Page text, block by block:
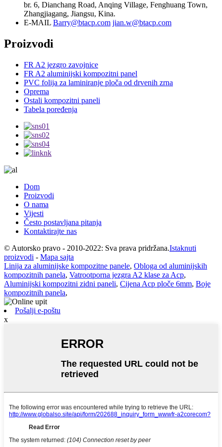
br. 6, Dianchang Road, Anqing Village, Fenghuang Town,
Zhangjiagang, Jiangsu, Kina.
E-MAIL Barry@btacp.com jian.w@btacp.com
Proizvodi
FR A2 jezgro zavojnice
FR A2 aluminijski kompozitni panel
PVC folija za laminiranje ploča od drvenih zrna
Oprema
Ostali kompozitni paneli
Tabela poređenja
Dom
Proizvodi
O nama
Vijesti
Često postavljana pitanja
Kontaktirajte nas
© Autorsko pravo - 2010-2022: Sva prava pridržana.Istaknuti
proizvodi - Mapa sajta
Linija za aluminijske kompozitne panele, Obloga od aluminijskih
kompozitnih panela, Vatrootporna jezgra A2 klase za Acp,
Aluminijski kompozitni zidni paneli, Cijena Acp ploče 6mm, Boje
kompozitnih panela,
Pošalji e-poštu
x